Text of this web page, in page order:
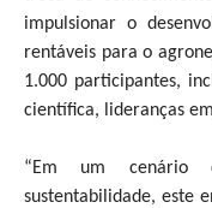
impulsionar o
rentáveis para o
1.000 participantes,
científica, lideranças
“Em um cenário
sustentabilidade, este